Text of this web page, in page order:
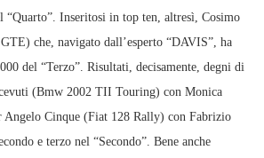
“Quarto”. Inseritosi in top ten, altresì, Cosimo
che, navigato dall’esperto “DAVIS”, ha
del “Terzo”. Risultati, decisamente, degni di
(Bmw 2002 TII Touring) con Monica
Angelo Cinque (Fiat 128 Rally) con Fabrizio
e terzo nel “Secondo”. Bene anche